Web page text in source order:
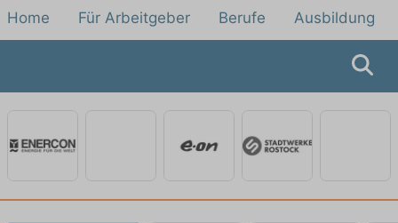
Home Für Arbeitgeber Berufe Ausbildung